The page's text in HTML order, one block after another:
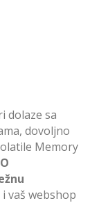
dolaze sa
dovoljno
Memory
i vaš webshop